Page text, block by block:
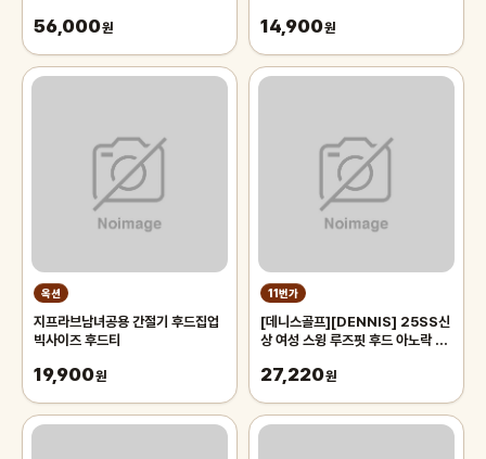
56,000원
모음
14,900원
옥션
지프라브남녀공용 간절기 후드집업
빅사이즈 후드티
19,900원
11번가
[데니스골프][DENNIS] 25SS신
상 여성 스윙 루즈핏 후드 아노락 반
27,220원